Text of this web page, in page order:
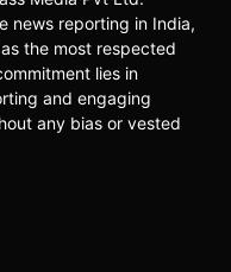
news reporting in India,
the most respected
lies in
and engaging
any bias or vested